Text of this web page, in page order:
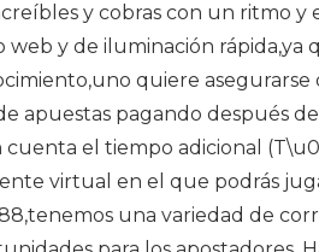
y cobras con un ritmo y
y de iluminación rápida,ya
quiere
apuestas pagando después
el tiempo adicional
virtual en el que podrás
una variedad de